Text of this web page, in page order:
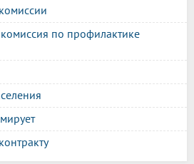
по профилактике